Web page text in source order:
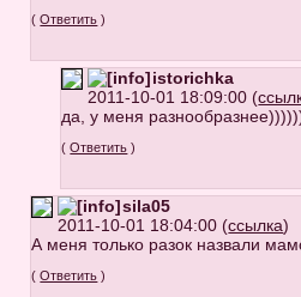
(Ответить )
istorichka
2011-10-01 18:09:00 (
да, у меня
(Ответить )
sila05
2011-10-01 18:04:00 (ссылка)
А меня только разок назвали
(Ответить )